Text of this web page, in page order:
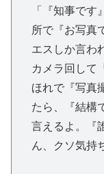
「『知事で
所で『お写真
エスしか言わ
カメラ回して
ほれで『写真
たら、『結構
言えるよ。『
ん、クソ気持